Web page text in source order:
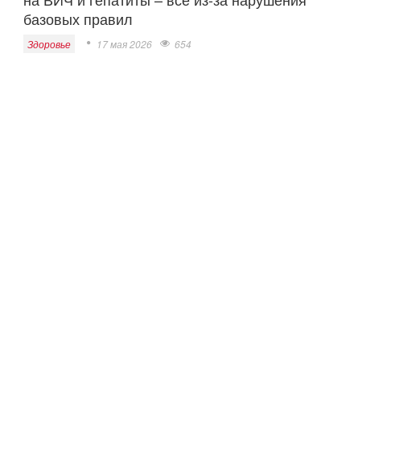
базовых правил
Здоровье 17 мая 2026 654